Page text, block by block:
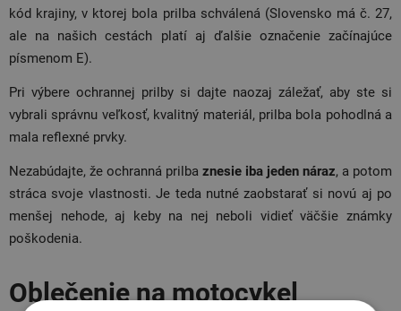
kód krajiny, v ktorej bola prilba schválená (Slovensko má č. 27,
ale na našich cestách platí aj ďalšie označenie začínajúce
písmenom E).
Pri výbere ochrannej prilby si dajte naozaj záležať, aby ste si
vybrali správnu veľkosť, kvalitný materiál, prilba bola pohodlná a
mala reflexné prvky.
Nezabúdajte, že ochranná prilba znesie iba jeden náraz, a potom
stráca svoje vlastnosti. Je teda nutné zaobstarať si novú aj po
menšej nehode, aj keby na nej neboli vidieť väčšie známky
poškodenia.
Oblečenie na motocykel